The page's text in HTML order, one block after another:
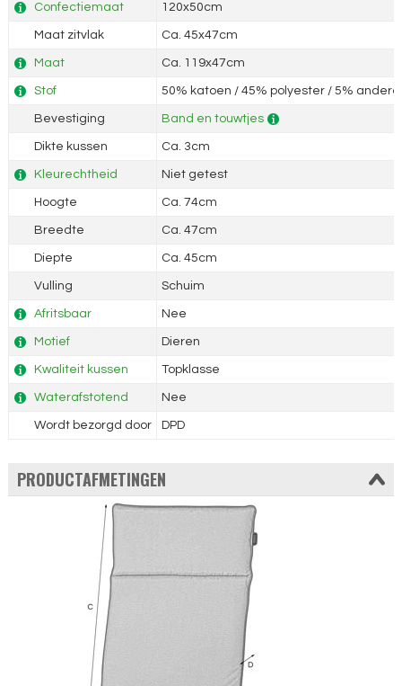
Confectiemaat 120x50cm
Maat zitvlak Ca. 45x47cm
Maat Ca. 119x47cm
Stof 50% katoen / 45% polyester / 5%
Bevestiging Band en touwtjes
Dikte kussen Ca. 3cm
Kleurechtheid Niet getest
Hoogte Ca. 74cm
Breedte Ca. 47cm
Diepte Ca. 45cm
Vulling Schuim
Afritsbaar Nee
Motief Dieren
Kwaliteit kussen Topklasse
Waterafstotend Nee
Wordt bezorgd door DPD
PRODUCTAFMETINGEN